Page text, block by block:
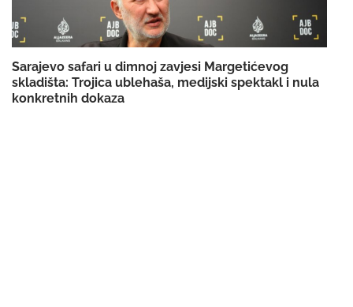
Sarajevo safari u dimnoj zavjesi Margetićevog
skladišta: Trojica ublehaša, medijski spektakl i nula
konkretnih dokaza